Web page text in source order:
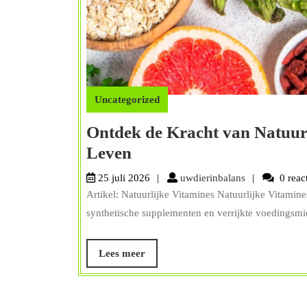
Uncategorized
Ontdek de Kracht van
Leven
de
Kracht
van
Natuurlijke
Vitamines
voor
25 juli 2026 uwdierinbalans
0
Artikel: Natuurlijke Vitamines Natuurlijke
synthetische supplementen en verrijkte
Lees meerLees
meer